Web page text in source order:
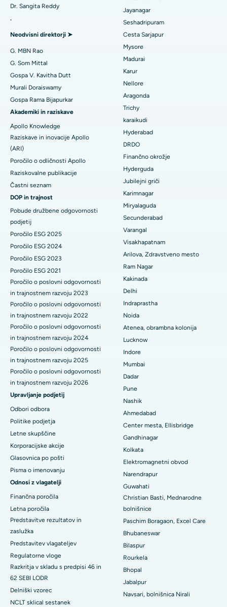
Poiščite splošnega zdravnika
Poiščite psihologa
Poiščite splošnega kirurga
Najboljša bolnišnica v Aragondi, Andhra Pradesh
Najboljša bolnišnica na cesti Bannerghatta v Bangaloreju
Najboljša bolnišnica v enoti 15 v Bhubaneswarju
Najboljša bolnišnica na cesti Seepat v Bilaspurju
Najboljša bolnišnica v Ellisbridgeu v Ahmedabadu
Najboljša bolnišnica v New Delhiju
Najboljša bolnišnica v DRDO, Hyderabad
Najboljša bolnišnica na cesti GS v Guwahatiju
Najboljša bolnišnica v Hydergudi, Hyderabad
Najboljša bolnišnica v Vijay Nagarju v Indoreju
Najboljša bolnišnica na glavni cesti Suryaraopeta v Kakinadi
Najboljša bolnišnica na Canal Circular Road v Kolkati
Najboljša bolnišnica v poslovnem središču Belapurja v Navi
Mumbaiju
Najboljša bolnišnica v Panchavatiju, Nashik
Najboljša bolnišnica v Secunderabadu, Hyderabad
Najboljša bolnišnica v mestu Seshadripuram, Bangalore
Najboljša bolnišnica na glavni cesti Waltair v Visakhapatnamu
Najboljša bolnišnica na cesti Subhash Nagar, Karimnagar
Najboljša bolnišnica v Managariju, Karaikudi
Najboljša bolnišnica v Arepallyju, Warangal
Najboljša bolnišnica v koloniji Arera v Bhopalu
Najboljša bolnišnica v mestu Jayanagar, Bangalore
Najboljša bolnišnica v KK Nagarju v Maduraiu
Najboljša bolnišnica v Ramji Nagarju, Nellore
Najboljša bolnišnica v sektorju-19, Rourkela
Najboljša bolnišnica v Swargateu v Puneju
Najboljša onkološka bolnišnica za ženske v južnem Delhiju
Zamenjava obrnjenih ramen
Embolizacija maternične arterije
Kirurgija raka dojk
Brahiterapija
Kolonoskopija
Polipektomija
Deep Brain Stimulation
Biopsija ledvic
Paratiroidektomija
Keramična totalna zamenjava kolena
ERCP
Dr. Sangita Reddy
.
Neodvisni direktorji ➤
G. MBN Rao
G. Som Mittal
Gospa V. Kavitha Dutt
Murali Doraiswamy
Gospa Rama Bijapurkar
Akademiki in raziskave
Apollo Knowledge
Raziskave in inovacije Apollo
(ARI)
Poročilo o odličnosti Apollo
Raziskovalne publikacije
Častni seznam
DOP in trajnost
Pobude družbene odgovornosti
podjetij
Poročilo ESG 2025
Poročilo ESG 2024
Poročilo ESG 2023
Poročilo ESG 2021
Poročilo o poslovni odgovornosti
in trajnostnem razvoju 2023
Poročilo o poslovni odgovornosti
in trajnostnem razvoju 2022
Poročilo o poslovni odgovornosti
in trajnostnem razvoju 2024
Poročilo o poslovni odgovornosti
in trajnostnem razvoju 2025
Poročilo o poslovni odgovornosti
in trajnostnem razvoju 2026
Upravljanje podjetij
Odbori odbora
Politike podjetja
Letne skupščine
Korporacijske akcije
Glasovnica po pošti
Pisma o imenovanju
Odnosi z vlagatelji
Finančna poročila
Letna poročila
Predstavitve rezultatov in
zaslužka
Predstavitev vlagateljev
Regulatorne vloge
Razkritja v skladu s predpisi 46 in
62 SEBI LODR
Delniški vzorec
NCLT sklical sestanek
Jayanagar
Seshadripuram
Cesta Sarjapur
Mysore
Madurai
Karur
Nellore
Aragonda
Trichy
karaikudi
Hyderabad
DRDO
Finančno okrožje
Hyderguda
Jubilejni griči
Karimnagar
Miryalaguda
Secunderabad
Varangal
Visakhapatnam
Arilova, Zdravstveno mesto
Ram Nagar
Kakinada
Delhi
Indraprastha
Noida
Atenea, obrambna kolonija
Lucknow
Indore
Mumbai
Dadar
Pune
Nashik
Ahmedabad
Center mesta, Ellisbridge
Gandhinagar
Kolkata
Elektromagnetni obvod
Narendrapur
Guwahati
Christian Basti, Mednarodne
bolnišnice
Paschim Boragaon, Excel Care
Bhubaneswar
Bilaspur
Rourkela
Bhopal
Jabalpur
Navsari, bolnišnica Nirali